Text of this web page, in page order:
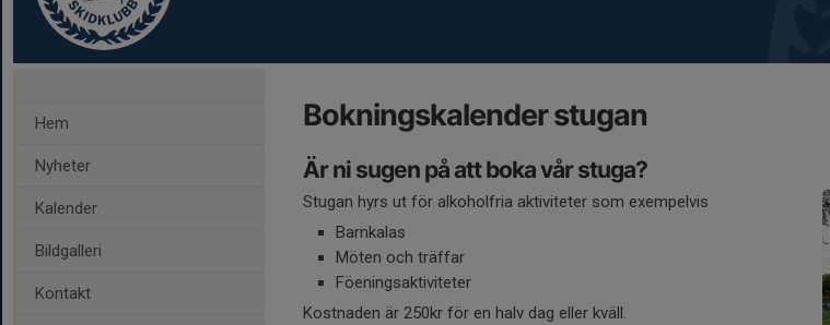
Hem
Nyheter
Kalender
Bildgalleri
Kontakt
Bokningskalender stugan
Är ni sugen på att boka vår stuga?
Stugan hyrs ut för alkoholfria aktiviteter som exempelvis
Barnkalas
Möten och träffar
Föeningsaktiviteter
Kostnaden är 250kr för en halv dag eller kväll.